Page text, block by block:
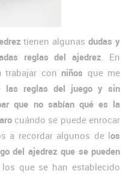
tienen algunasdudas y
reglas del ajedrez. En
trabajar con niños que me
las reglas del juego y sin
que no sabían qué es la
cuándo se puede enrocar
a recordar algunos de los
del ajedrez que se pueden
que se han establecido